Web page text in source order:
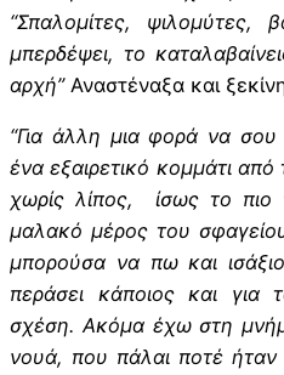
“Σπαλομίτες, ψιλομύτες,
μπερδέψει, το
αρχή”Αναστέναξα και
“Για άλλη μια φορά να σου
ένα εξαιρετικό κομμάτι
χωρίς λίπος, ίσως το πιο
μαλακό μέρος του
μπορούσα να πω και
περάσει κάποιος και
σχέση. Ακόμα έχω στη
νουά, που πάλαι ποτέ